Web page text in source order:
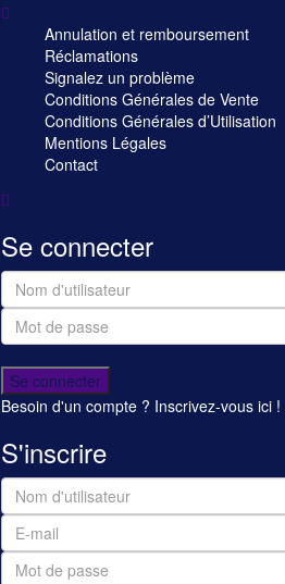
Annulation et remboursement
Réclamations
Signalez un problème
Conditions Générales de Vente
Conditions Générales d’Utilisation
Mentions Légales
Contact
Se connecter
Se connecter
Besoin d'un compte ? Inscrivez-vous ici !
S'inscrire